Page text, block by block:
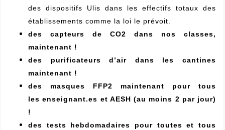
des dispositifs Ulis dans les effectifs totaux des
établissements comme la loi le prévoit.
des capteurs de CO2 dans nos classes,
maintenant !
des purificateurs d’air dans les cantines
maintenant !
des masques FFP2 maintenant pour tous
les enseignant.es et AESH (au moins 2 par jour)
!
des tests hebdomadaires pour toutes et tous